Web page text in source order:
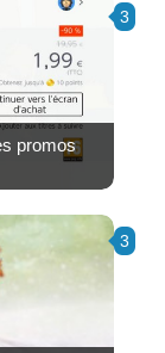
3
promos
3